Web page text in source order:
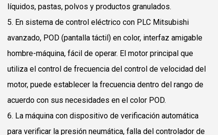
líquidos, pastas, polvos y productos granulados.
5. En sistema de control eléctrico con PLC Mitsubishi
avanzado, POD (pantalla táctil) en color, interfaz amigable
hombre-máquina, fácil de operar. El motor principal que
utiliza el control de frecuencia del control de velocidad del
motor, puede establecer la frecuencia dentro del rango de
acuerdo con sus necesidades en el color POD.
6. La máquina con dispositivo de verificación automática
para verificar la presión neumática, falla del controlador de